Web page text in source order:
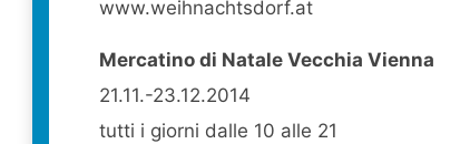
www.weihnachtsdorf.at
Mercatino di Natale Vecchia Vienna
21.11.-23.12.2014
tutti i giorni dalle 10 alle 21